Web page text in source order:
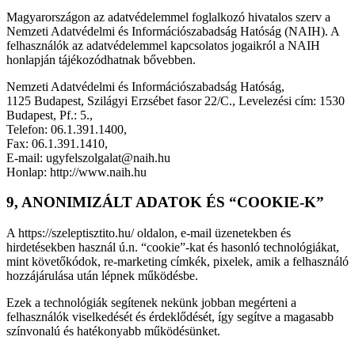
Magyarországon az adatvédelemmel foglalkozó hivatalos szerv a
Nemzeti Adatvédelmi és Információszabadság Hatóság (NAIH). A
felhasználók az adatvédelemmel kapcsolatos jogaikról a NAIH
honlapján tájékozódhatnak bővebben.
Nemzeti Adatvédelmi és Információszabadság Hatóság,
1125 Budapest, Szilágyi Erzsébet fasor 22/C., Levelezési cím: 1530
Budapest, Pf.: 5.,
Telefon: 06.1.391.1400,
Fax: 06.1.391.1410,
E-mail: ugyfelszolgalat@naih.hu
Honlap: http://www.naih.hu
9, ANONIMIZÁLT ADATOK ÉS “COOKIE-K”
A https://szeleptisztito.hu/ oldalon, e-mail üzenetekben és
hirdetésekben használ ú.n. “cookie”-kat és hasonló technológiákat,
mint követőkódok, re-marketing címkék, pixelek, amik a felhasználó
hozzájárulása után lépnek működésbe.
Ezek a technológiák segítenek nekünk jobban megérteni a
felhasználók viselkedését és érdeklődését, így segítve a magasabb
színvonalú és hatékonyabb működésünket.